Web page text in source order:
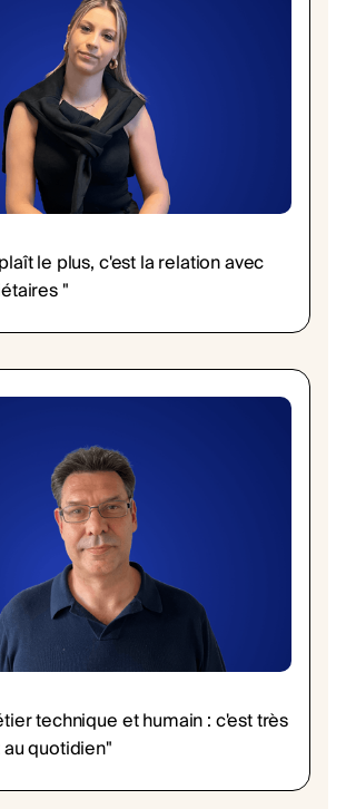
le plus, c'est la relation avec
"
technique et humain : c'est très
quotidien"